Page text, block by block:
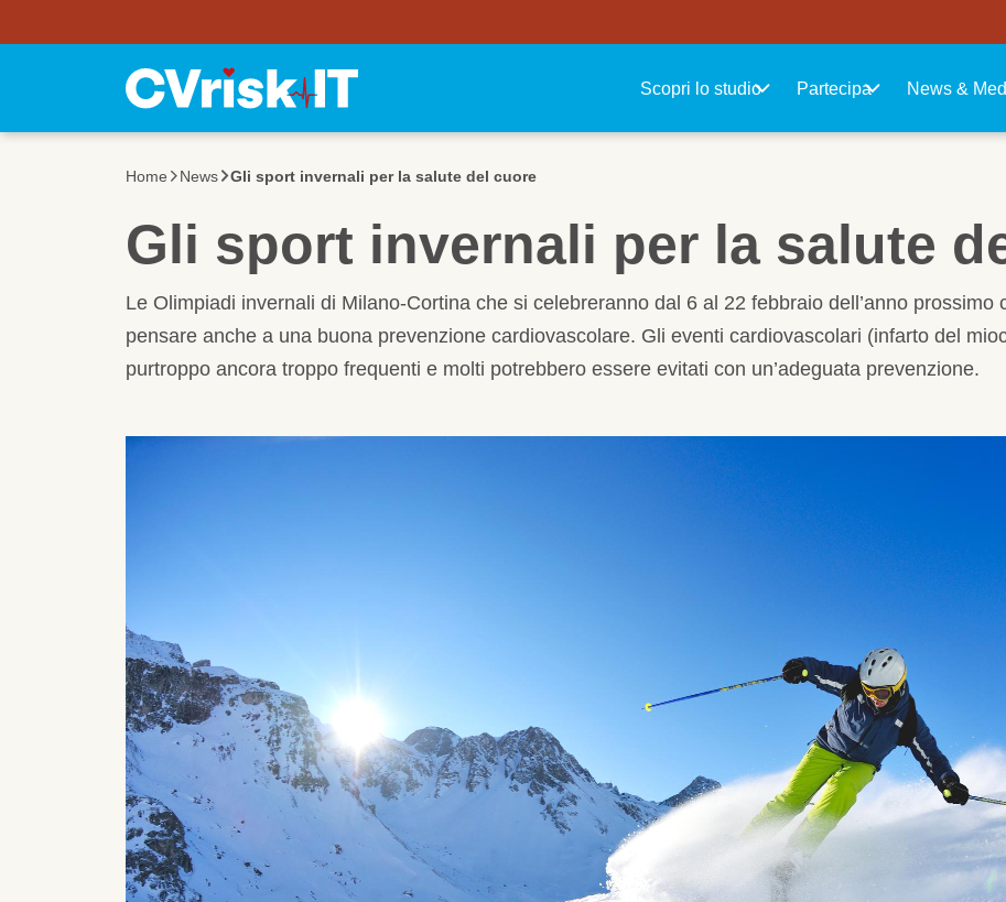
Navigazione principale
Scopri lo studio Partecipa News &
Home News Gli sport invernali per la salute del cuore
Gli sport invernali per la salute
Le Olimpiadi invernali di Milano-Cortina che si celebreranno dal 6 al 22 febbraio dell’anno
pensare anche a una buona prevenzione cardiovascolare. Gli eventi cardiovascolari (infarto del
purtroppo ancora troppo frequenti e molti potrebbero essere evitati con un’adeguata prevenzione.